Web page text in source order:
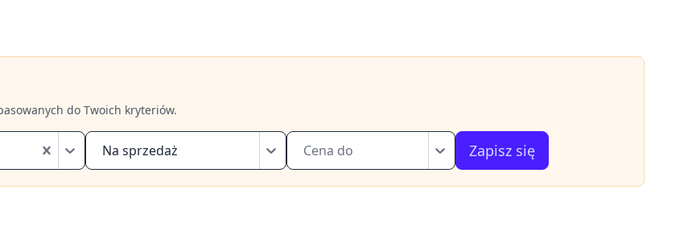
do Twoich kryteriów.
Na sprzedaż Cena do Zapisz się